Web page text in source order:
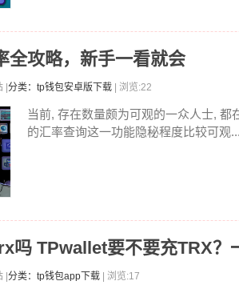
全攻略，新手一看就会
分类：tp钱包安卓版下载 | 浏览:22
当前, 存在数量颇为可观的一众人士, 都
的汇率查询这一功能隐秘程度比较可观...
吗 TPwallet要不要充TRX？
分类：tp钱包app下载 | 浏览:17